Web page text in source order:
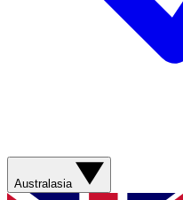
Australasia